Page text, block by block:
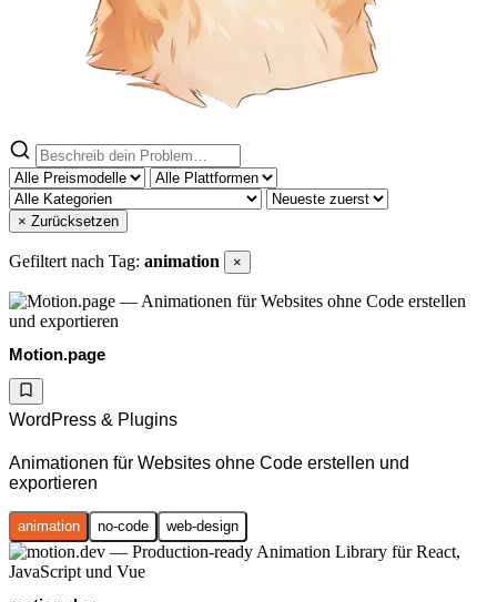
× Zurücksetzen
Gefiltert nach Tag: animation ×
Motion.page
WordPress & Plugins
Animationen für Websites ohne Code erstellen und
exportieren
animation no-code web-design